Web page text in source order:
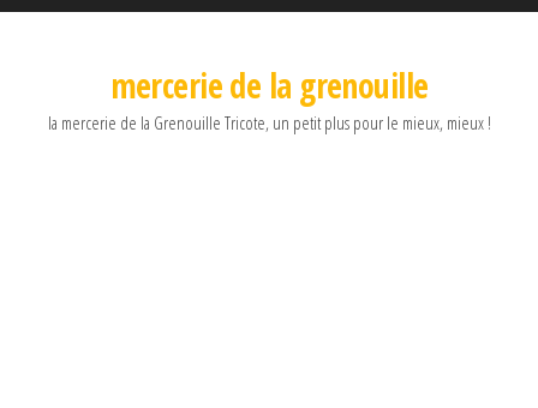
mercerie de la grenouille
la mercerie de la Grenouille Tricote, un petit plus pour le mieux, mieux !